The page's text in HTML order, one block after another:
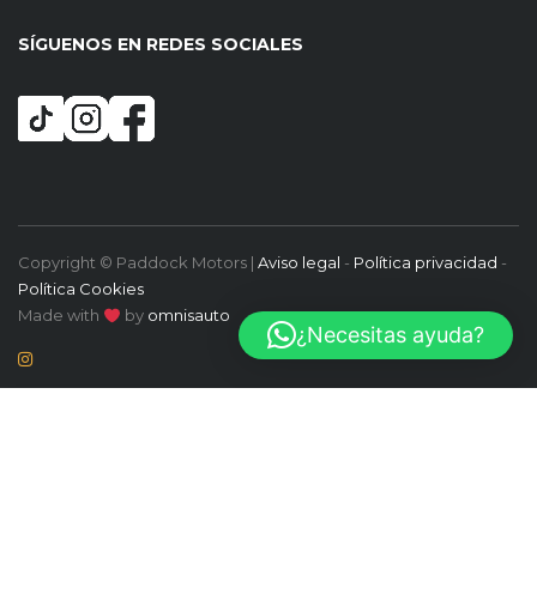
SÍGUENOS EN REDES SOCIALES
Copyright © Paddock Motors | Aviso legal - Política privacidad -
Política Cookies
Made with
by omnisauto
¿Necesitas ayuda?